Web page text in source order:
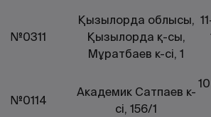
№0311
Қызылорда облысы,
Қызылорда қ-сы,
Мұратбаев к-сі, 1
№0114
Академик Сатпаев к-
сі, 156/1